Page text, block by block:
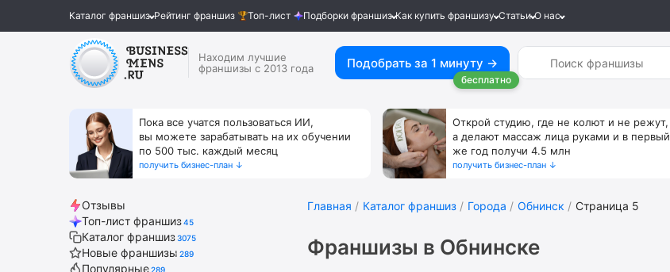
Каталог франшиз Рейтинг франшиз Топ-лист Подборки франшиз Как купить франшизу Статьи О нас
Находим лучшие
франшизы с 2013 года
Подобрать за 1 минуту →
бесплатно
Пока все учатся пользоваться ИИ,
вы можете зарабатывать на их обучении
по 500 тыс. каждый месяц
получить бизнес-план ↓
Открой студию, где не колют и не режут,
а делают массаж лица руками и в первый
же год получи 4.5 млн
получить бизнес-план ↓
Отзывы
Топ-лист франшиз45
Каталог франшиз3075
Новые франшизы 289
Популярные289
Главная Каталог франшиз Города Обнинск Страница 5
Франшизы в Обнинске